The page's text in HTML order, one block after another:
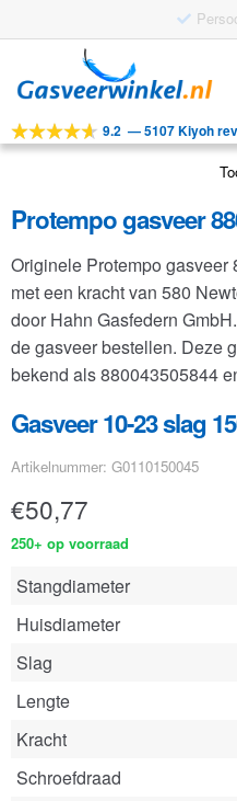
door
navigatie
naar
inhoud
Tools
Toepassingen
Klantenservice
FAQ
9.2 —5107 Kiyoh
Protempo gasveer
Originele Protempo gasveer
met een kracht van 580
door Hahn Gasfedern
de gasveer bestellen. Deze
bekend als 880043505844
Gasveer 10-23 slag
Artikelnummer: G0110150045
€50,77
250+ op voorraad
Stangdiameter
Huisdiameter
Slag
Lengte
Kracht
Schroefdraad